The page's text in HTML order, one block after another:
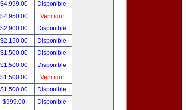
$4,999.00
Disponible
$4,950.00
Vendido!
$2,900.00
Disponible
$2,150.00
Disponible
$1,500.00
Disponible
$1,500.00
Disponible
$1,500.00
Vendido!
$1,500.00
Disponible
$999.00
Disponible